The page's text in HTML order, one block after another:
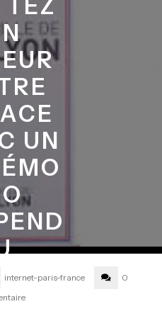
UN
internet-paris-france
0